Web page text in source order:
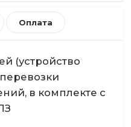
Оплата
(устройство
в комплекте с